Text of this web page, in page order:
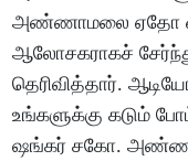
அண்ணாமலை ஏதோ
ஆலோசகராகச்
தெரிவித்தார்.
உங்களுக்கு கடும்
ஷங்கர் சகோ.